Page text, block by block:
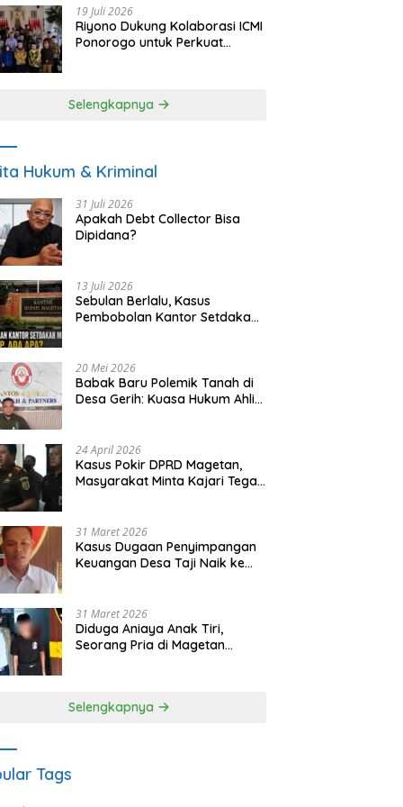
19 Juli 2026
Riyono Dukung Kolaborasi ICMI
Ponorogo untuk Perkuat
Selengkapnya
Hukum & Kriminal
31 Juli 2026
Apakah Debt Collector Bisa
Dipidana?
13 Juli 2026
Sebulan Berlalu, Kasus
Pembobolan Kantor Setdakab
20 Mei 2026
Babak Baru Polemik Tanah di
Desa Gerih: Kuasa Hukum Ahli
24 April 2026
Kasus Pokir DPRD Magetan,
Masyarakat Minta Kajari Tegak
31 Maret 2026
Kasus Dugaan Penyimpangan
Keuangan Desa Taji Naik ke
31 Maret 2026
Diduga Aniaya Anak Tiri,
Seorang Pria di Magetan
Selengkapnya
Tags